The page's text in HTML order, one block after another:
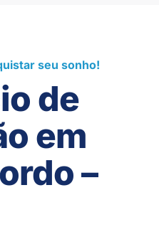
seu sonho!
de
em
–